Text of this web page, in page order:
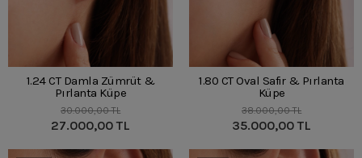
1.24 CT Damla Zümrüt &
Pırlanta Küpe
30.000,00 TL
27.000,00 TL
1.80 CT Oval Safir & Pırlanta
Küpe
38.000,00 TL
35.000,00 TL